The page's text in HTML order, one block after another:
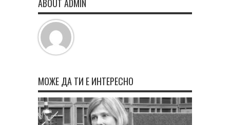
ABOUT ADMIN
МОЖЕ ДА ТИ Е ИНТЕРЕСНО